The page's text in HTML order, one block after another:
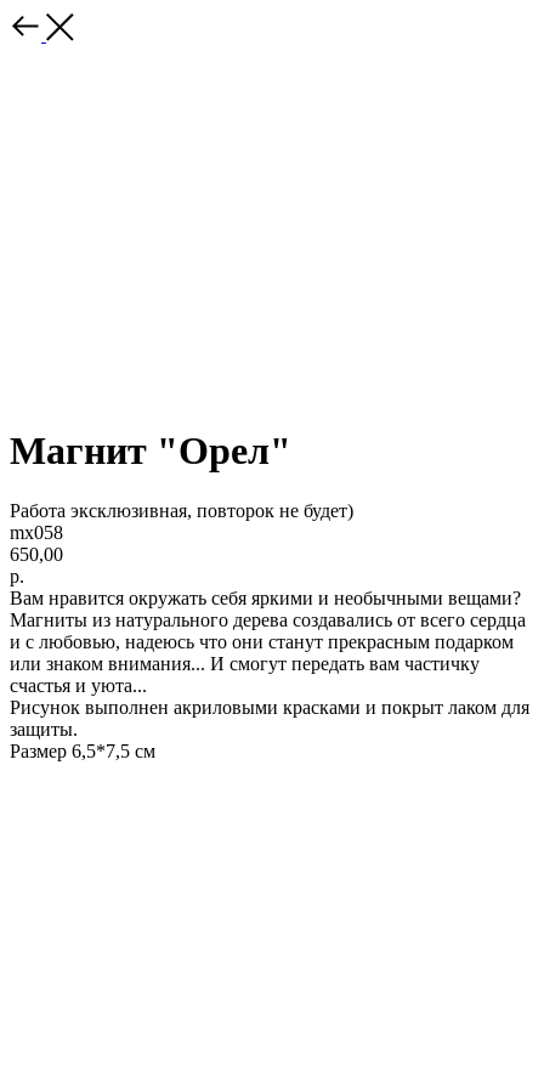
Магнит "Орел"
Работа эксклюзивная, повторок не будет)
mx058
650,00
р.
Вам нравится окружать себя яркими и необычными вещами?
Магниты из натурального дерева создавались от всего сердца
и с любовью, надеюсь что они станут прекрасным подарком
или знаком внимания... И смогут передать вам частичку
счастья и уюта...
Рисунок выполнен акриловыми красками и покрыт лаком для
защиты.
Размер 6,5*7,5 см